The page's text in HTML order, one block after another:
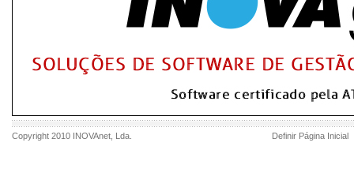
Copyright 2010 INOVAnet , Lda. Definir Página Inicial